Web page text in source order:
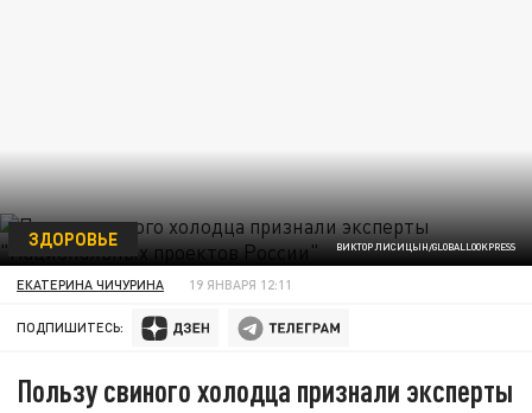
ВИКТОР ЛИСИЦЫН/GLOBALLOOKPRESS
ЗДОРОВЬЕ
ЕКАТЕРИНА ЧИЧУРИНА 19 ЯНВАРЯ 12:11
ПОДПИШИТЕСЬ:
Пользу свиного холодца признали эксперты